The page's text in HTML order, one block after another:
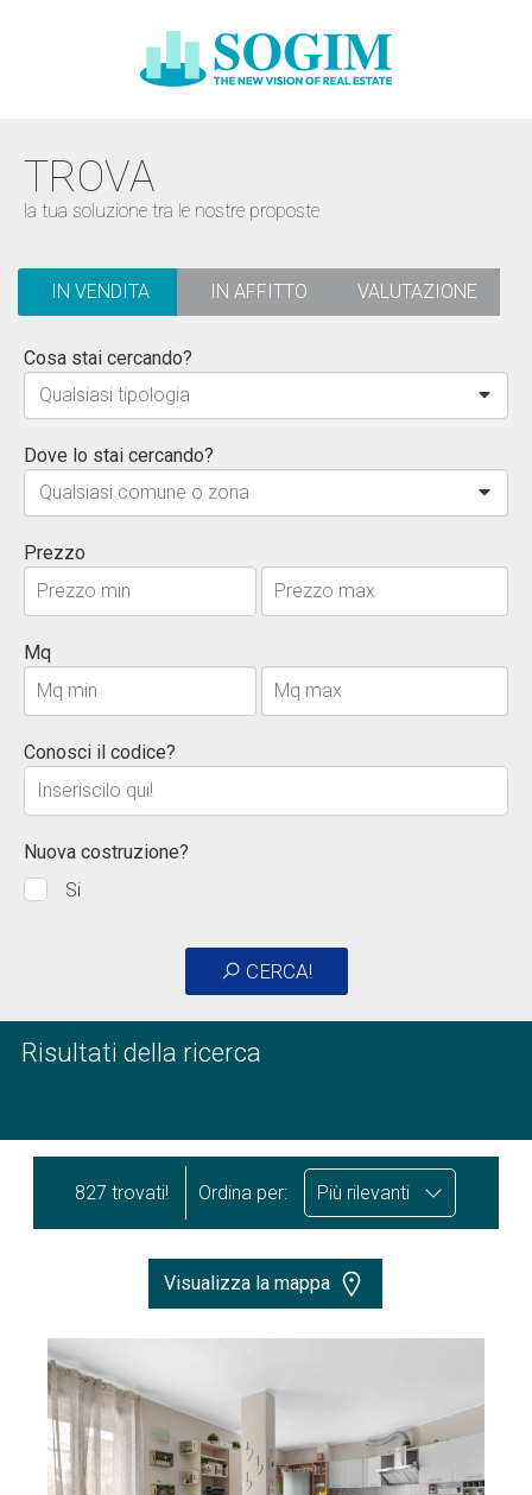
TROVA
la tua soluzione tra le nostre proposte
IN VENDITA IN AFFITTO VALUTAZIONE
Cosa stai cercando?
Qualsiasi tipologia
Dove lo stai cercando?
Qualsiasi comune o zona
Prezzo
Mq
Conosci il codice?
Nuova costruzione?
Si
CERCA!
Risultati della ricerca
827 trovati! Ordina per: Più rilevanti
Visualizza la mappa